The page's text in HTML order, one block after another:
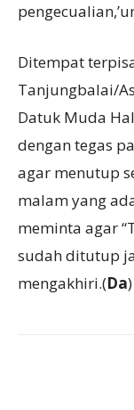
Ditempat
Tanjungbalai/
Datuk Muda
dengan tegas
agar menutup
malam yang
meminta agar
sudah ditutup
mengakhiri.(Da)